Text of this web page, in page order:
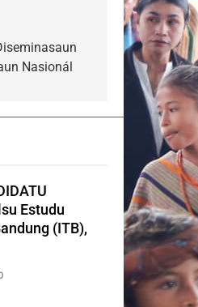
Nasionál
Estudu
(ITB),